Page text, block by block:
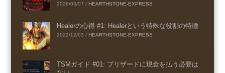
2026/03/07 / HEARTHSTONE-EXPRESS
Healerの心得 #1: Healerという特殊な役割の特徴
2022/12/03 / HEARTHSTONE-EXPRESS
TSMガイド #01: ブリザードに現金を払う必要は